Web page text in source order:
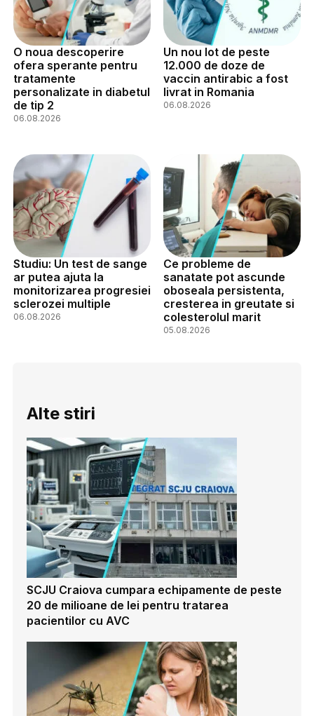
O noua descoperire
ofera sperante pentru
tratamente
personalizate in diabetul
de tip 2
06.08.2026
Un nou lot de peste
12.000 de doze de
vaccin antirabic a fost
livrat in Romania
06.08.2026
Studiu: Un test de sange
ar putea ajuta la
monitorizarea progresiei
sclerozei multiple
06.08.2026
Ce probleme de
sanatate pot ascunde
oboseala persistenta,
cresterea in greutate si
colesterolul marit
05.08.2026
Alte stiri
SCJU Craiova cumpara echipamente de peste
20 de milioane de lei pentru tratarea
pacientilor cu AVC